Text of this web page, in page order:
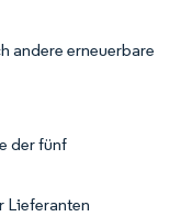
andere erneuerbare
der fünf
Lieferanten